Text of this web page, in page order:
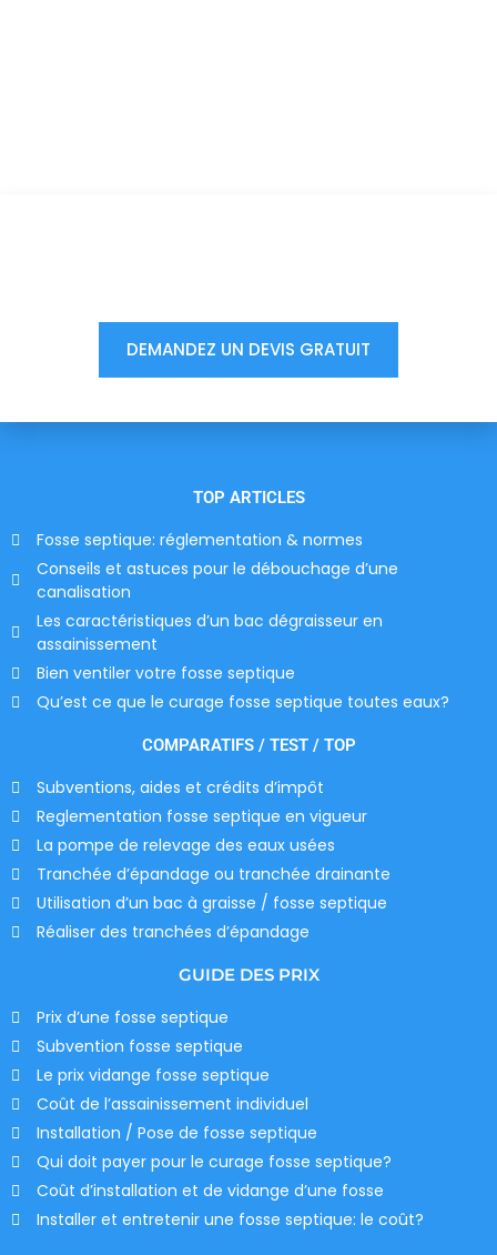
DEMANDEZ UN DEVIS GRATUIT
TOP ARTICLES
Fosse septique: réglementation & normes
Conseils et astuces pour le débouchage d’une
canalisation
Les caractéristiques d’un bac dégraisseur en
assainissement
Bien ventiler votre fosse septique
Qu’est ce que le curage fosse septique toutes eaux?
COMPARATIFS / TEST / TOP
Subventions, aides et crédits d’impôt
Reglementation fosse septique en vigueur
La pompe de relevage des eaux usées
Tranchée d’épandage ou tranchée drainante
Utilisation d’un bac à graisse / fosse septique
Réaliser des tranchées d’épandage
GUIDE DES PRIX
Prix d’une fosse septique
Subvention fosse septique
Le prix vidange fosse septique
Coût de l’assainissement individuel
Installation / Pose de fosse septique
Qui doit payer pour le curage fosse septique?
Coût d’installation et de vidange d’une fosse
Installer et entretenir une fosse septique: le coût?